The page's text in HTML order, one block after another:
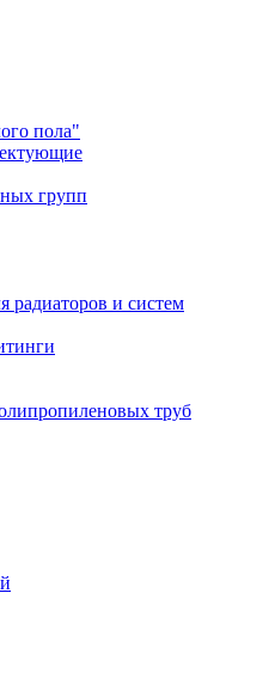
пола"
групп
радиаторов и систем
труб